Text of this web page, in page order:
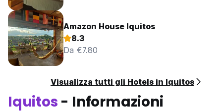
Amazon House Iquitos
8.3
Da €7.80
Visualizza tutti gli Hotels in Iquitos
Iquitos - Informazioni